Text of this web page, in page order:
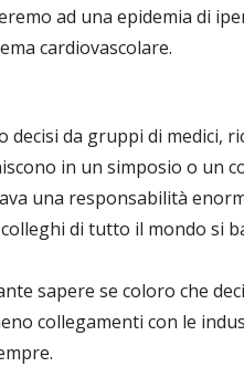
ad una epidemia di
cardiovascolare.
decisi da gruppi di medici,
in un simposio o un
una responsabilità
di tutto il mondo si
sapere se coloro che
collegamenti con le